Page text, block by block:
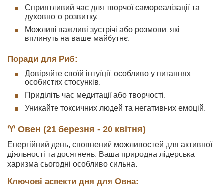
Сприятливий час для творчої самореалізації та
духовного розвитку.
Можливі важливі зустрічі або розмови, які
вплинуть на ваше майбутнє.
Поради для Риб:
Довіряйте своїй інтуїції, особливо у питаннях
особистих стосунків.
Приділіть час медитації або творчості.
Уникайте токсичних людей та негативних емоцій.
♈ Овен (21 березня - 20 квітня)
Енергійний день, сповнений можливостей для активної
діяльності та досягнень. Ваша природна лідерська
харизма сьогодні особливо сильна.
Ключові аспекти дня для Овна: